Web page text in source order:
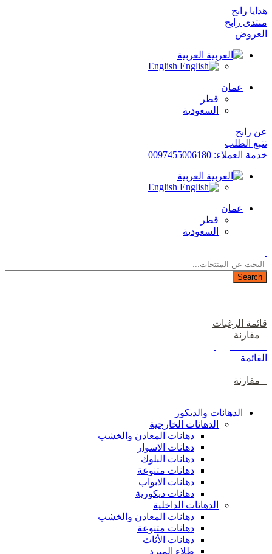
هدايا رابح
منتدى رابح
العروض
العربية
English
عمان
قطر
السعودية
عن رابح
تتبع الطلب
خدمة العملاء: 0097455006180
العربية
English
عمان
قطر
السعودية
Search
قائمة الرغبات
مقارنة
القائمة
مقارنة
الدهانات والديكور
الدهانات الخارجية
دهانات المعادن والخشب
دهانات الاسوار
دهانات البلوك
دهانات متنوعة
دهانات الابواب
دهانات ديكورية
الدهانات الداخلية
دهانات المعادن والخشب
دهانات متنوعة
دهانات الأثاث
طلاء المبرد